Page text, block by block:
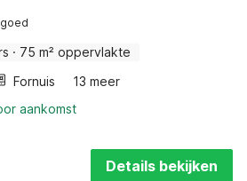
· 75 m² oppervlakte
Fornuis
13 meer
aankomst
Details bekijken